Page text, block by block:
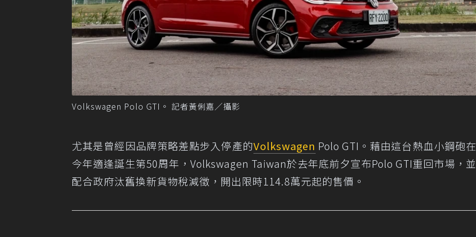
Volkswagen Polo GTI。 記者黃俐嘉／攝影
尤其是曾經因品牌策略差點步入停產的Volkswagen Polo GTI。藉由這台熱血小鋼砲在
今年適逢誕生第50周年，Volkswagen Taiwan於去年底前夕宣布Polo GTI重回市場，並
配合政府汰舊換新貨物稅減徵，開出限時114.8萬元起的售價。